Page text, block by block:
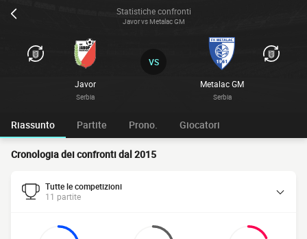
Statistiche confronti
Javor vs Metalac GM
Javor
Serbia
Metalac GM
Serbia
VS
Riassunto Partite Prono. Giocatori
Cronologia dei confronti dal 2015
Tutte le competizioni
11 partite